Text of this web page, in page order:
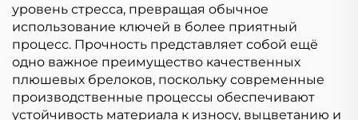
уровень стресса, превращая обычное
использование ключей в более приятный
процесс. Прочность представляет собой ещё
одно важное преимущество качественных
плюшевых брелоков, поскольку современные
производственные процессы обеспечивают
устойчивость материала к износу, выцветанию и